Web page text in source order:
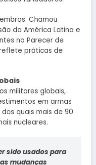
Chamou
da América Latina e
no Parecer de
práticas de
militares globais,
em armas
quais mais de 90
nucleares.
sido usados ​​para
mudanças